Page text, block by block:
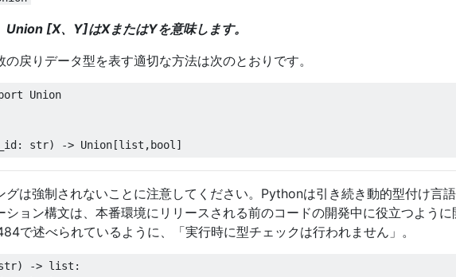
Union [X、Y]はXまたはYを意味します。
の戻りデータ型を表す適切な方法は次のとおりです。
Union
: str) -> Union[list ,bool ]
グは強制されないことに注意してください。Pythonは引き続き動的型付け言語
ション構文は、本番環境にリリースされる前のコードの開発中に役立つように
で述べられているように、「実行時に型チェックは行われません」。
) -> list :